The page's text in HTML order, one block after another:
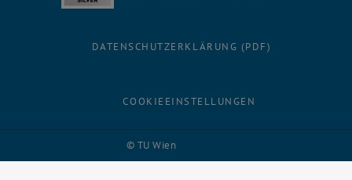
© TU Wien
DATENSCHUTZERKLÄRUNG (PDF)
COOKIEEINSTELLUNGEN